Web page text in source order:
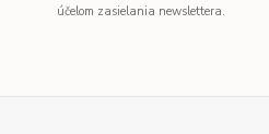
účelom zasielania newslettera.